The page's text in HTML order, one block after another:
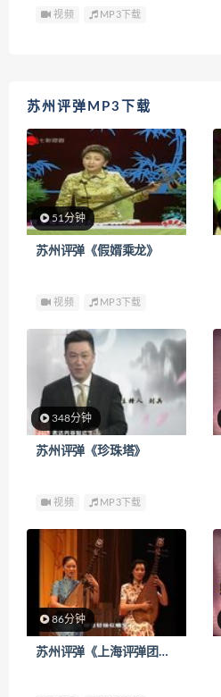
视频 MP3下载
苏州评弹MP3下载
51分钟
苏州评弹《假婿乘龙》
视频 MP3下载
348分钟
苏州评弹《珍珠塔》
视频 MP3下载
86分钟
苏州评弹《上海评弹团建团五十周年评弹流派演唱会》